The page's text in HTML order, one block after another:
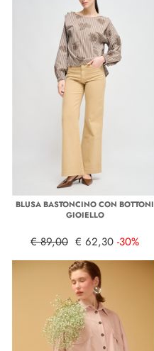
BLUSA BASTONCINO CON BOTTONI
GIOIELLO
€ 89,00 € 62,30 -30%